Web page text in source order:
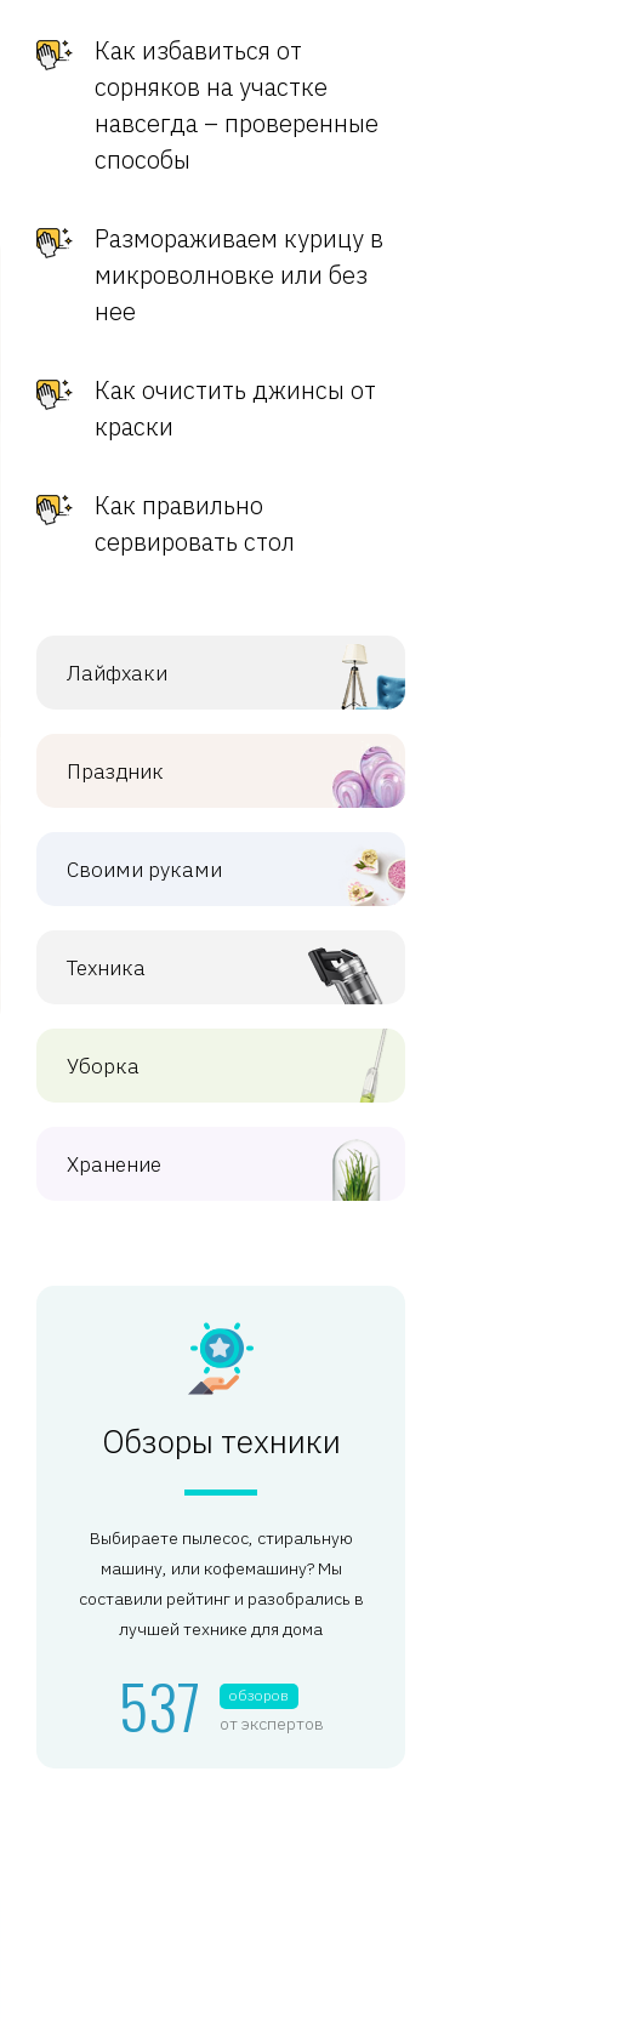
Как избавиться от
сорняков на участке
навсегда – проверенные
способы
Размораживаем курицу в
микроволновке или без
нее
Как очистить джинсы от
краски
Как правильно
сервировать стол
Лайфхаки
Праздник
Своими руками
Техника
Уборка
Хранение
Обзоры техники
Выбираете пылесос, стиральную
машину, или кофемашину? Мы
составили рейтинг и разобрались в
лучшей технике для дома
537 обзоров
от экспертов